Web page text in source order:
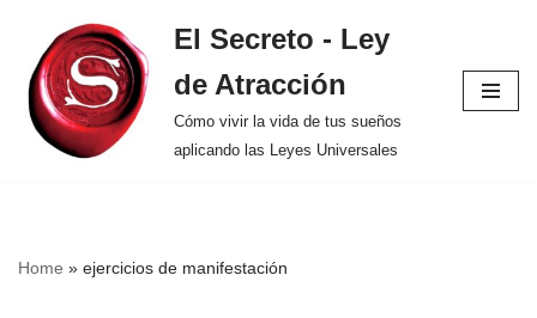
Saltar
al
contenido
El Secreto - Ley
de Atracción
Cómo vivir la vida de tus sueños
aplicando las Leyes Universales
Home » ejercicios de manifestación